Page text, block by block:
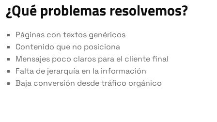
¿Qué problemas resolvemos?
Páginas con textos genéricos
Contenido que no posiciona
Mensajes poco claros para el cliente final
Falta de jerarquía en la información
Baja conversión desde tráfico orgánico